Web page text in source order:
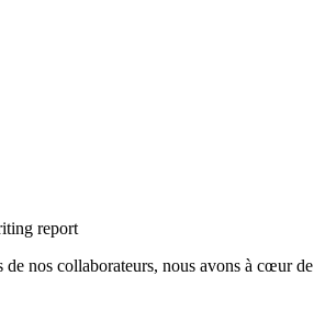
nos collaborateurs, nous avons à cœur